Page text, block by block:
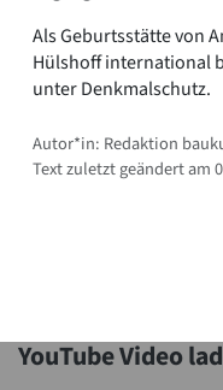
Als Geburtsstätte von
Hülshoff international
unter Denkmalschutz.
Autor*in: Redaktion
Text zuletzt geändert am
YouTube Video